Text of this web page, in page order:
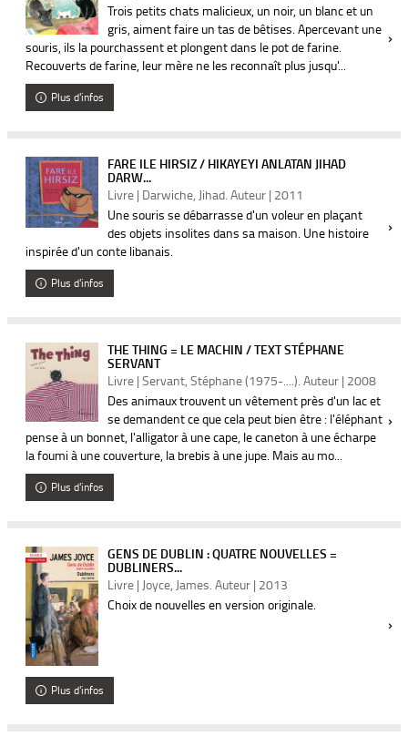
Trois petits chats malicieux, un noir, un blanc et un
gris, aiment faire un tas de bêtises. Apercevant une
souris, ils la pourchassent et plongent dans le pot de farine.
Recouverts de farine, leur mère ne les reconnaît plus jusqu'...
Plus d'infos
FARE ILE HIRSIZ / HIKAYEYI ANLATAN JIHAD
DARW...
Livre | Darwiche, Jihad. Auteur | 2011
Une souris se débarrasse d'un voleur en plaçant
des objets insolites dans sa maison. Une histoire
inspirée d'un conte libanais.
Plus d'infos
THE THING = LE MACHIN / TEXT STÉPHANE
SERVANT
Livre | Servant, Stéphane (1975-....). Auteur | 2008
Des animaux trouvent un vêtement près d'un lac et
se demandent ce que cela peut bien être : l'éléphant
pense à un bonnet, l'alligator à une cape, le caneton à une écharpe
la foumi à une couverture, la brebis à une jupe. Mais au mo...
Plus d'infos
GENS DE DUBLIN : QUATRE NOUVELLES =
DUBLINERS...
Livre | Joyce, James. Auteur | 2013
Choix de nouvelles en version originale.
Plus d'infos